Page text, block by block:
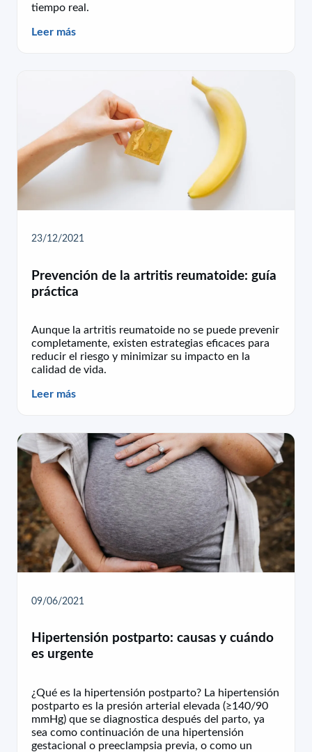
tiempo real.
Leer más
23/12/2021
Prevención de la artritis reumatoide: guía
práctica
Aunque la artritis reumatoide no se puede prevenir
completamente, existen estrategias eficaces para
reducir el riesgo y minimizar su impacto en la
calidad de vida.
Leer más
09/06/2021
Hipertensión postparto: causas y cuándo
es urgente
¿Qué es la hipertensión postparto? La hipertensión
postparto es la presión arterial elevada (≥140/90
mmHg) que se diagnostica después del parto, ya
sea como continuación de una hipertensión
gestacional o preeclampsia previa, o como un